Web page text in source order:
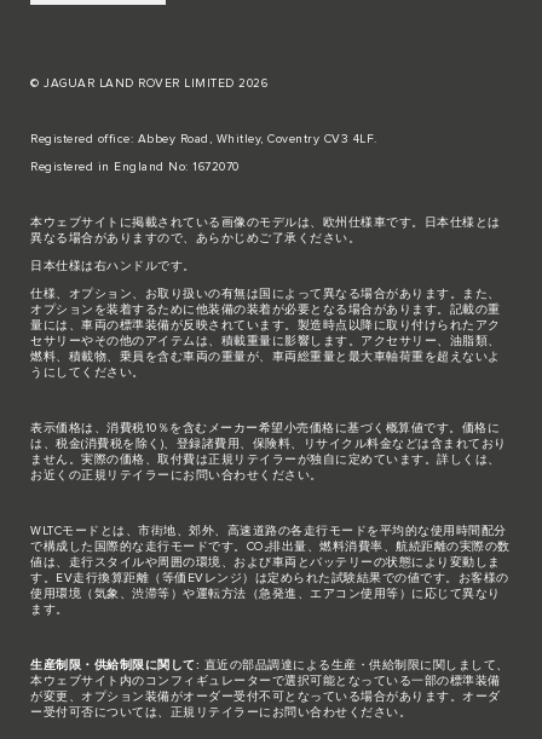
© JAGUAR LAND ROVER LIMITED 2026
Registered office: Abbey Road, Whitley, Coventry CV3 4LF.
Registered in England No: 1672070
本ウェブサイトに掲載されている画像のモデルは、欧州仕様車です。日本仕様とは
異なる場合がありますので、あらかじめご了承ください。
日本仕様は右ハンドルです。
仕様、オプション、お取り扱いの有無は国によって異なる場合があります。また、
オプションを装着するために他装備の装着が必要となる場合があります。記載の重
量には、車両の標準装備が反映されています。製造時点以降に取り付けられたアク
セサリーやその他のアイテムは、積載重量に影響します。アクセサリー、油脂類、
燃料、積載物、乗員を含む車両の重量が、車両総重量と最大車軸荷重を超えないよ
うにしてください。
表示価格は、消費税10％を含むメーカー希望小売価格に基づく概算値です。価格に
は、税金(消費税を除く)、登録諸費用、保険料、リサイクル料金などは含まれており
ません。実際の価格、取付費は正規リテイラーが独自に定めています。詳しくは、
お近くの正規リテイラーにお問い合わせください。
WLTCモードとは、市街地、郊外、高速道路の各走行モードを平均的な使用時間配分
で構成した国際的な走行モードです。CO₂排出量、燃料消費率、航続距離の実際の数
値は、走行スタイルや周囲の環境、および車両とバッテリーの状態により変動しま
す。EV走行換算距離（等価EVレンジ）は定められた試験結果での値です。お客様の
使用環境（気象、渋滞等）や運転方法（急発進、エアコン使用等）に応じて異なり
ます。
生産制限・供給制限に関して: 直近の部品調達による生産・供給制限に関しまして、
本ウェブサイト内のコンフィギュレーターで選択可能となっている一部の標準装備
が変更、オプション装備がオーダー受付不可となっている場合があります。オーダ
ー受付可否については、正規リテイラーにお問い合わせください。